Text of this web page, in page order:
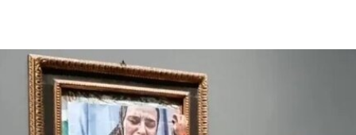
顿（Steve Paxton）产生了深远影响，促使两人共
同创立了贾德森舞蹈剧院（Judson Dance
Theater），其成员在此后十年间重塑了现代舞的
发展轨迹。多年后，帕克斯顿曾写道：“福蒂这组激